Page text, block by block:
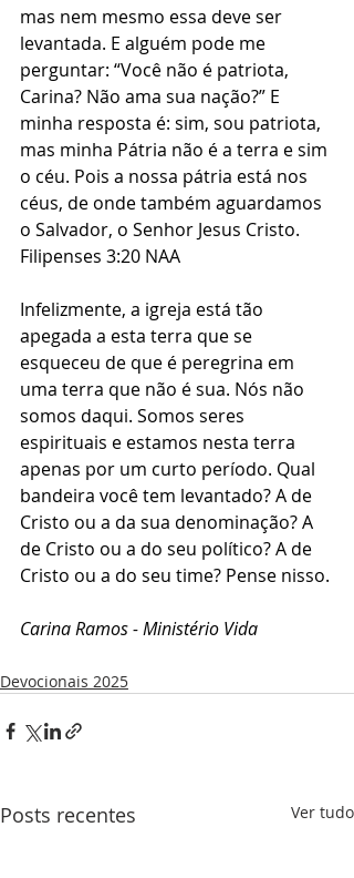
mas nem mesmo essa deve ser
levantada. E alguém pode me
perguntar: “Você não é patriota,
Carina? Não ama sua nação?” E
minha resposta é: sim, sou patriota,
mas minha Pátria não é a terra e sim
o céu. Pois a nossa pátria está nos
céus, de onde também aguardamos
o Salvador, o Senhor Jesus Cristo.
Filipenses 3:20 NAA
Infelizmente, a igreja está tão
apegada a esta terra que se
esqueceu de que é peregrina em
uma terra que não é sua. Nós não
somos daqui. Somos seres
espirituais e estamos nesta terra
apenas por um curto período. Qual
bandeira você tem levantado? A de
Cristo ou a da sua denominação? A
de Cristo ou a do seu político? A de
Cristo ou a do seu time? Pense nisso.
Carina Ramos - Ministério Vida
Devocionais 2025
Posts recentes Ver tudo